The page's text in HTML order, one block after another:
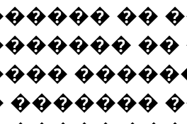
��
��
�������